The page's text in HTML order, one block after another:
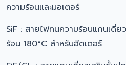
ความร้อนและมอเตอร์
SiF : สายไฟทนความร้อนแกนเดี่
ร้อน 180°C สำหรับฮีตเตอร์